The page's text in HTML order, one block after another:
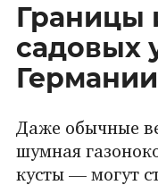
Границы
садовых
Германии
Даже обычные
шумная
кусты — могут